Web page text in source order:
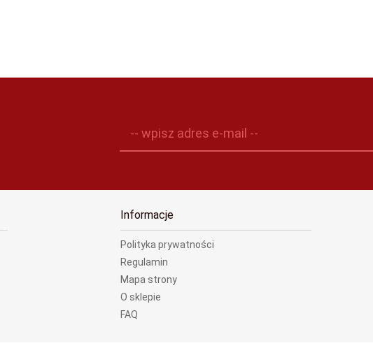
-- wpisz adres e-mail --
Informacje
Polityka prywatności
Regulamin
Mapa strony
O sklepie
FAQ